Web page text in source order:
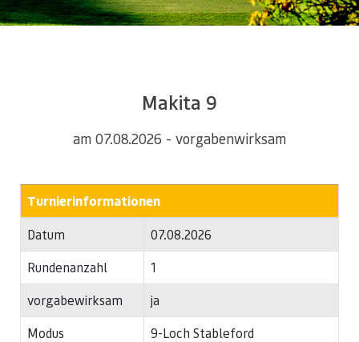
Makita 9
am 07.08.2026 - vorgabenwirksam
Turnierinformationen
Datum
07.08.2026
Rundenanzahl
1
vorgabewirksam
ja
Modus
9-Loch Stableford